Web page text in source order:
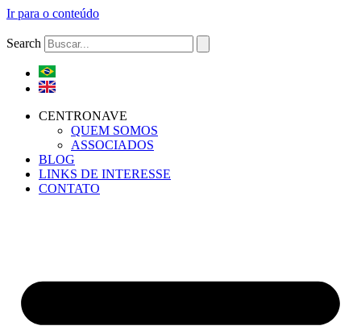
Ir para o conteúdo
Search
CENTRONAVE
QUEM SOMOS
ASSOCIADOS
BLOG
LINKS DE INTERESSE
CONTATO